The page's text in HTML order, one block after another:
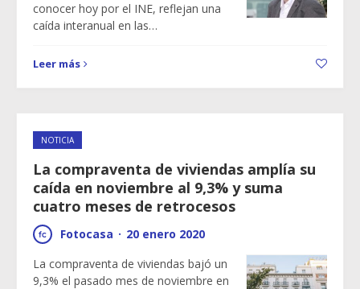
conocer hoy por el INE, reflejan una
caída interanual en las…
Leer más
NOTICIA
La compraventa de viviendas amplía su
caída en noviembre al 9,3% y suma
cuatro meses de retrocesos
Fotocasa · 20 enero 2020
La compraventa de viviendas bajó un
9,3% el pasado mes de noviembre en